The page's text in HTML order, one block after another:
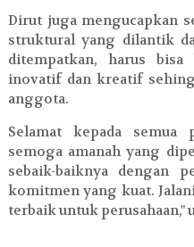
Dirut juga mengucapkan
struktural yang dilantik
ditempatkan, harus bisa
inovatif dan kreatif
anggota.
Selamat kepada
semoga amanah yang
sebaik-baiknya dengan
komitmen yang kuat.
terbaik untuk perusahaan,"